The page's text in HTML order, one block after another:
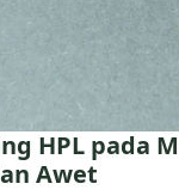
HPL pada
Awet